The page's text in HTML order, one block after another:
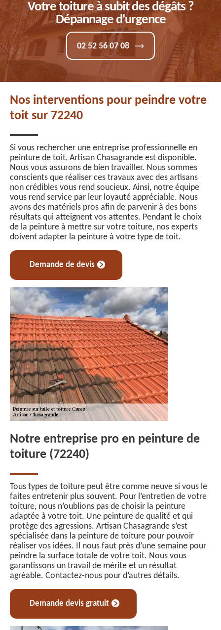
Votre toiture à subit des dégâts ?
Dépannage d'urgence
02 52 56 07 08
Nos interventions pour peindre votre
toit sur 72240
Si vous rechercher une entreprise professionnelle en
peinture de toit, Artisan Chasagrande est disponible.
Nous vous assurons de bien travailler. Nous sommes
conscients que réaliser ces travaux avec des artisans
non crédibles vous rend soucieux. Ainsi, notre équipe
vous rend service par leur loyauté appréciable. Nous
avons des matériels pros afin de parvenir à des bons
résultats qui atteignent vos attentes. Pendant le choix
de la peinture à mettre sur votre toiture, nos experts
doivent adapter la peinture à votre type de toit.
Demande de devis
Notre entreprise pro en peinture de
toiture (72240)
Tous types de toiture peut être comme neuve si vous le
faites entretenir plus souvent. Pour l’entretien de votre
toiture, nous n’oublions pas de choisir la peinture
adaptée à votre toit. Une peinture de qualité et qui
protège des agressions. Artisan Chasagrande s’est
spécialisée dans la peinture de toiture pour pouvoir
réaliser vos idées. Il nous faut près d’une semaine pour
peindre la surface totale de votre toit. Nous vous
garantissons un travail de mérite et un résultat
agréable. Contactez-nous pour d’autres détails.
Demande devis gratuit